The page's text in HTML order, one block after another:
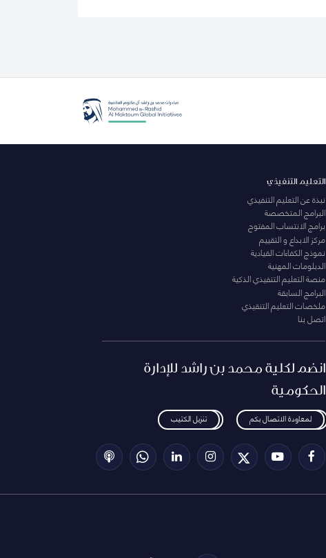
التعليم التنفيذي
نبذة عن التعليم التنفيذي
البرامج المتخصصة
برامج الانتساب المفتوح
مركز الابداع و التقييم
نموذج الكفاءات القيادية
الدبلومات المهنية
منصة التعليم التنفيذي الذكية
البرامج السابقة
ملخصات التعليم التنقيذي
اتصل بنا
انضم لكلية محمد بن راشد للإدارة
الحكومية
لمعاودة الاتصال بكم تنزيل الكتيب